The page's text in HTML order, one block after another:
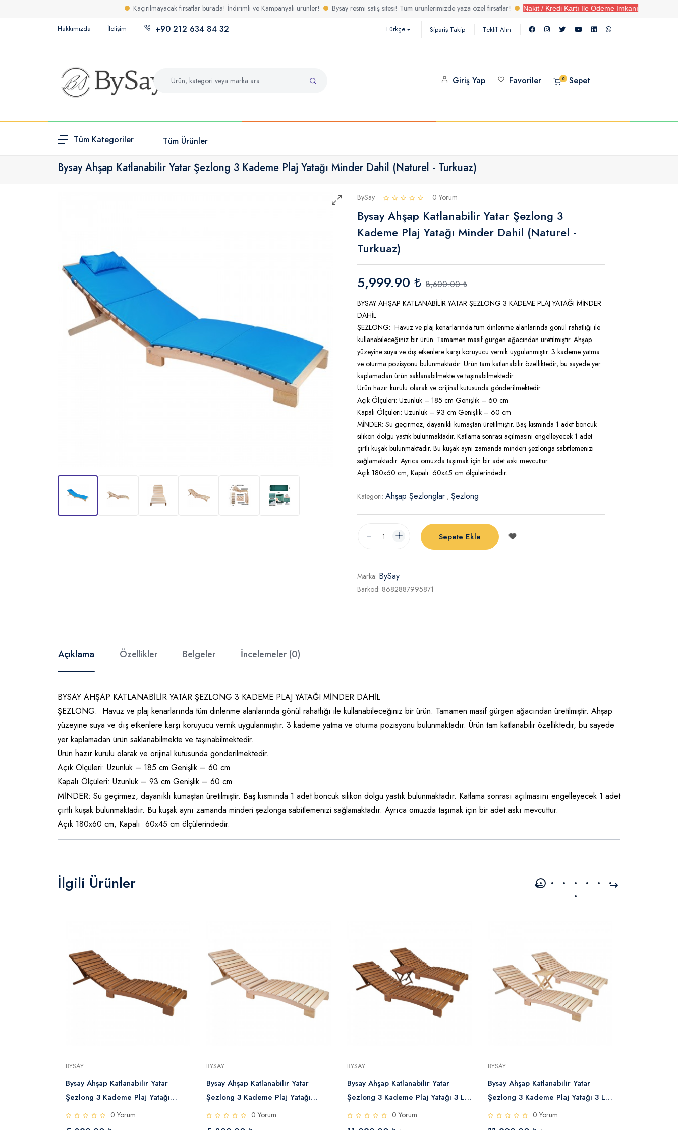
Kaçırılmayacak fırsatlar burada! İndirimli ve Kampanyalı ürünler! Bysay resmi satış sitesi! Tüm ürünlerimizde yaza özel fırsatlar! Nakit / Kredi Kartı İle Ödeme İmkanı
Hakkımızda İletişim +90 212 634 84 32 Türkçe Sipariş Takip Teklif Alın
Giriş Yap Favoriler 0 Sepet
Tüm Kategoriler Tüm Ürünler
Bysay Ahşap Katlanabilir Yatar Şezlong 3 Kademe Plaj Yatağı Minder Dahil (Naturel - Turkuaz)
BySay 0 Yorum
Bysay Ahşap Katlanabilir Yatar Şezlong 3
Kademe Plaj Yatağı Minder Dahil (Naturel -
Turkuaz)
5,999.90 ₺ 8,600.00 ₺
BYSAY AHŞAP KATLANABİLİR YATAR ŞEZLONG 3 KADEME PLAJ YATAĞI MİNDER
DAHİL
ŞEZLONG: Havuz ve plaj kenarlarında tüm dinlenme alanlarında gönül rahatlığı ile
kullanabileceğiniz bir ürün. Tamamen masif gürgen ağacından üretilmiştir. Ahşap
yüzeyine suya ve dış etkenlere karşı koruyucu vernik uygulanmıştır. 3 kademe yatma
ve oturma pozisyonu bulunmaktadır. Ürün tam katlanabilir özelliktedir, bu sayede yer
kaplamadan ürün saklanabilmekte ve taşınabilmektedir.
Ürün hazır kurulu olarak ve orijinal kutusunda gönderilmektedir.
Açık Ölçüleri: Uzunluk – 185 cm Genişlik – 60 cm
Kapalı Ölçüleri: Uzunluk – 93 cm Genişlik – 60 cm
MİNDER: Su geçirmez, dayanıklı kumaştan üretilmiştir. Baş kısmında 1 adet boncuk
silikon dolgu yastık bulunmaktadır. Katlama sonrası açılmasını engelleyecek 1 adet
çırtlı kuşak bulunmaktadır. Bu kuşak aynı zamanda minderi şezlonga sabitlemenizi
sağlamaktadır. Ayrıca omuzda taşımak için bir adet askı mevcuttur.
Açık 180x60 cm, Kapalı 60x45 cm ölçülerindedir.
Kategori: Ahşap Şezlonglar , Şezlong
Sepete Ekle
Marka: BySay
Barkod: 8682887995871
Açıklama Özellikler Belgeler İncelemeler (0)
BYSAY AHŞAP KATLANABİLİR YATAR ŞEZLONG 3 KADEME PLAJ YATAĞI MİNDER DAHİL
ŞEZLONG: Havuz ve plaj kenarlarında tüm dinlenme alanlarında gönül rahatlığı ile kullanabileceğiniz bir ürün. Tamamen masif gürgen ağacından üretilmiştir. Ahşap
yüzeyine suya ve dış etkenlere karşı koruyucu vernik uygulanmıştır. 3 kademe yatma ve oturma pozisyonu bulunmaktadır. Ürün tam katlanabilir özelliktedir, bu sayede
yer kaplamadan ürün saklanabilmekte ve taşınabilmektedir.
Ürün hazır kurulu olarak ve orijinal kutusunda gönderilmektedir.
Açık Ölçüleri: Uzunluk – 185 cm Genişlik – 60 cm
Kapalı Ölçüleri: Uzunluk – 93 cm Genişlik – 60 cm
MİNDER: Su geçirmez, dayanıklı kumaştan üretilmiştir. Baş kısmında 1 adet boncuk silikon dolgu yastık bulunmaktadır. Katlama sonrası açılmasını engelleyecek 1 adet
çırtlı kuşak bulunmaktadır. Bu kuşak aynı zamanda minderi şezlonga sabitlemenizi sağlamaktadır. Ayrıca omuzda taşımak için bir adet askı mevcuttur.
Açık 180x60 cm, Kapalı 60x45 cm ölçülerindedir.
İlgili Ürünler
BYSAY
Bysay Ahşap Katlanabilir Yatar
Şezlong 3 Kademe Plaj Yatağı
(Ceviz)
0 Yorum
BYSAY
Bysay Ahşap Katlanabilir Yatar
Şezlong 3 Kademe Plaj Yatağı
(Naturel)
0 Yorum
BYSAY
Bysay Ahşap Katlanabilir Yatar
Şezlong 3 Kademe Plaj Yatağı 3 Lü
Set (Ceviz)
0 Yorum
BYSAY
Bysay Ahşap Katlanabilir Yatar
Şezlong 3 Kademe Plaj Yatağı 3 Lü
Set (Naturel) 0 Yorum